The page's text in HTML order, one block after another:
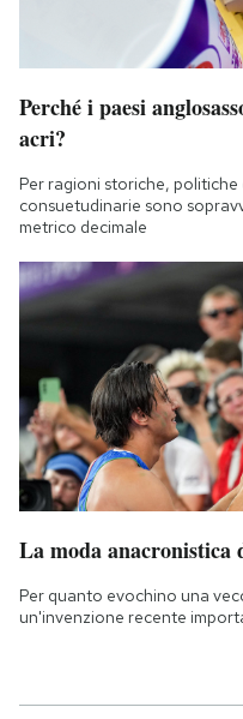
Perché i paesi
acri?
Per ragioni storiche,
consuetudinarie sono
metrico decimale
La moda
Per quanto evochino una
un'invenzione recente